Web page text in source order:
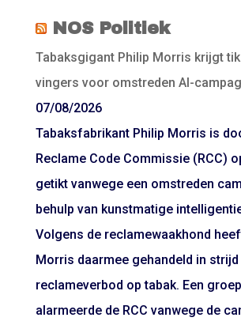
NOS Politiek
Tabaksgigant Philip Morris krijgt
vingers voor omstreden AI-
07/08/2026
Tabaksfabrikant Philip Morris is
Reclame Code Commissie (RCC)
getikt vanwege een omstreden
behulp van kunstmatige
Volgens de reclamewaakhond
Morris daarmee gehandeld in
reclameverbod op tabak. Een
alarmeerde de RCC vanwege de